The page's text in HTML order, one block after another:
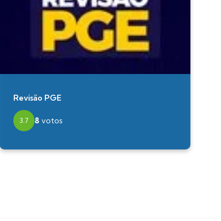
Revisão PGE
3.7 8 votos